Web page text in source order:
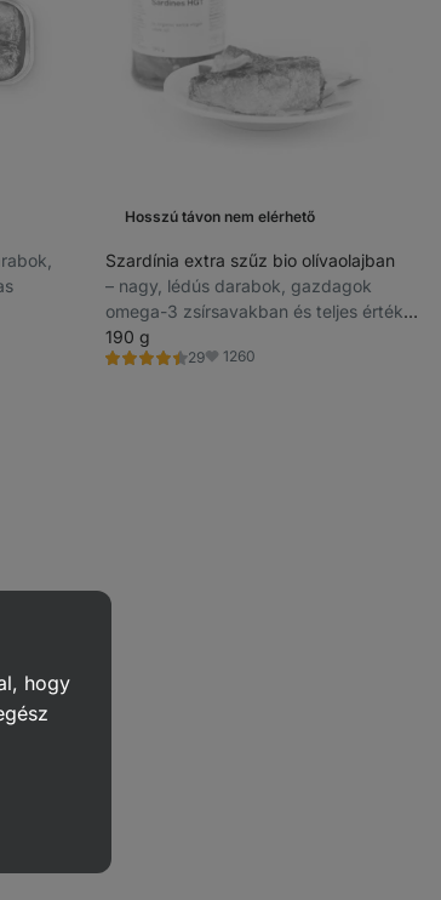
Hosszú távon nem elérhető
Szardínia extra szűz bio olívaolajban
⁠–⁠ nagy, lédús darabok, gazdagok
omega-3 zsírsavakban és teljes értékű
fehérjékben
190 g
29
Értékelés
Kedvencek
1260
hogy